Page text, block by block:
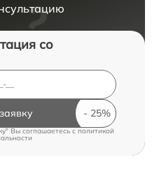
со
Вы соглашаетесь cполитикой